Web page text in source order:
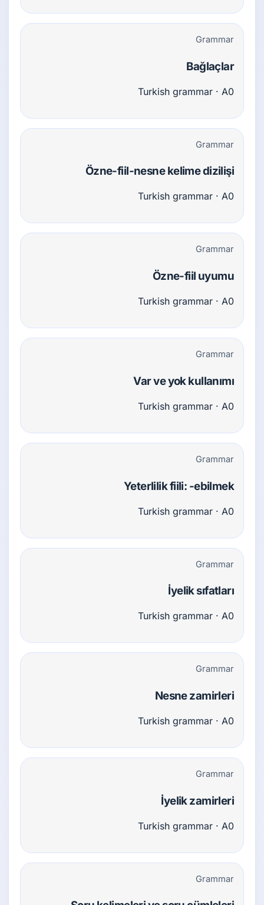
Grammar
Bağlaçlar
Turkish grammar · A0
Grammar
Özne-fiil-nesne kelime dizilişi
Turkish grammar · A0
Grammar
Özne-fiil uyumu
Turkish grammar · A0
Grammar
Var ve yok kullanımı
Turkish grammar · A0
Grammar
Yeterlilik fiili: -ebilmek
Turkish grammar · A0
Grammar
İyelik sıfatları
Turkish grammar · A0
Grammar
Nesne zamirleri
Turkish grammar · A0
Grammar
İyelik zamirleri
Turkish grammar · A0
Grammar